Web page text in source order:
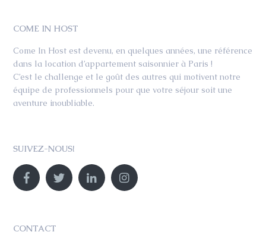
COME IN HOST
Come In Host est devenu, en quelques années, une référence
dans la location d’appartement saisonnier à Paris !
C’est le challenge et le goût des autres qui motivent notre
équipe de professionnels pour que votre séjour soit une
aventure inoubliable.
SUIVEZ-NOUS!
CONTACT